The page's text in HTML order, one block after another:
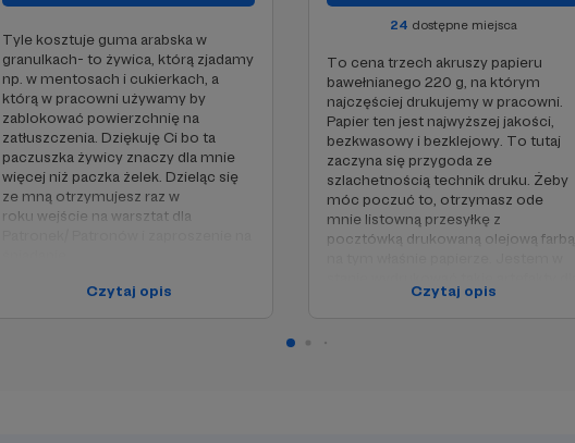
Tyle kosztuje guma arabska w
granulkach- to żywica, którą zjadamy
np. w mentosach i cukierkach, a
którą w pracowni używamy by
zablokować powierzchnię na
zatłuszczenia. Dziękuję Ci bo ta
paczuszka żywicy znaczy dla mnie
więcej niż paczka żelek. Dzieląc się
ze mną otrzymujesz raz w
roku wejście na warsztat dla
Czytaj opis
24 dostępne miejsca
To cena trzech akruszy papieru
bawełnianego 220 g, na którym
najczęściej drukujemy w pracowni.
Papier ten jest najwyższej jakości,
bezkwasowy i bezklejowy. To tutaj
zaczyna się przygoda ze
szlachetnością technik druku. Żeby
móc poczuć to, otrzymasz ode
mnie listowną przesyłkę z
pocztówką drukowaną olejową farbą
maksymalnej ilości 30 osób w
Czytaj opis